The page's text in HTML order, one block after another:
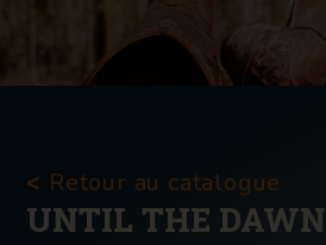
< Retour au catalogue
UNTIL THE DAWN